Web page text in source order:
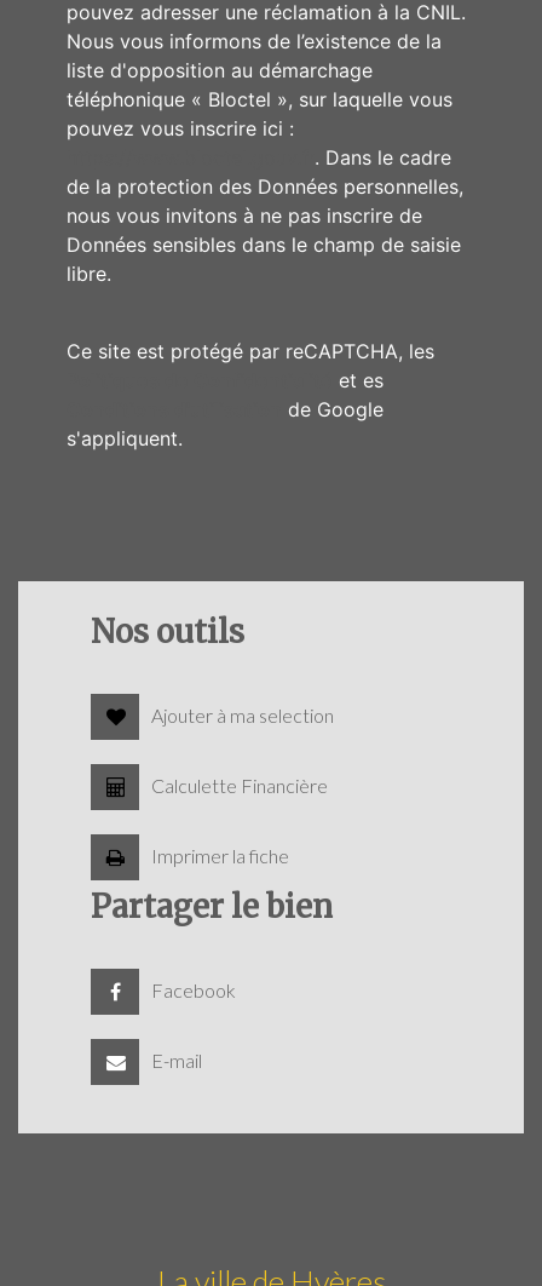
pouvez adresser une réclamation à la CNIL.
Nous vous informons de l’existence de la
liste d'opposition au démarchage
téléphonique « Bloctel », sur laquelle vous
pouvez vous inscrire ici :
. Dans le cadre
de la protection des Données personnelles,
nous vous invitons à ne pas inscrire de
Données sensibles dans le champ de saisie
libre.
Ce site est protégé par reCAPTCHA, les
et es
de Google
s'appliquent.
Nos outils
Ajouter à ma selection
Calculette Financière
Imprimer la fiche
Partager le bien
Facebook
E-mail